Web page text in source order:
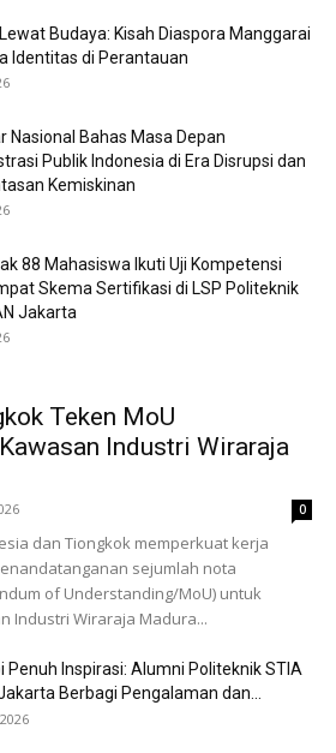
Budaya: Kisah Diaspora Manggarai
Identitas di Perantauan
Nasional Bahas Masa Depan
Publik Indonesia di Era Disrupsi dan
Kemiskinan
88 Mahasiswa Ikuti Uji Kompetensi
Skema Sertifikasi di LSP Politeknik
Jakarta
Teken MoU
Industri Wiraraja
0
dan Tiongkok memperkuat kerja
sejumlah nota
of Understanding/MoU) untuk
Industri Wiraraja Madura...
Penuh Inspirasi: Alumni Politeknik STIA
Berbagi Pengalaman dan...